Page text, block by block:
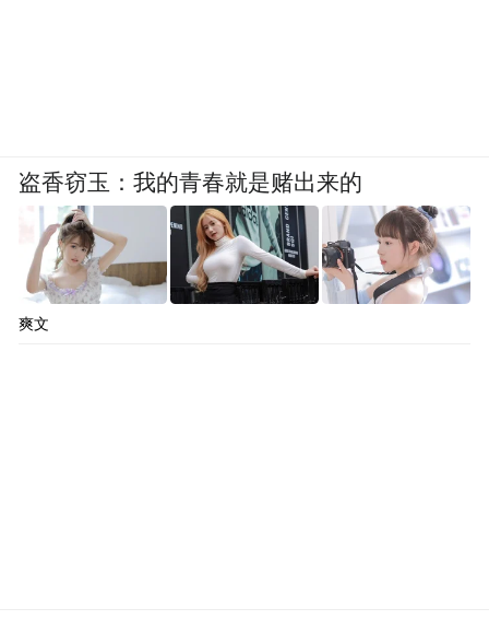
盗香窃玉：我的青春就是赌出来的
爽文